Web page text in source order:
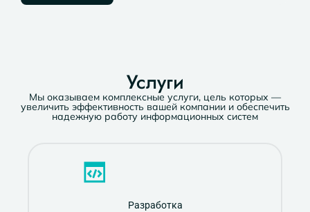
Услуги
Мы оказываем комплексные услуги, цель которых —
увеличить эффективность вашей компании и обеспечить
надежную работу информационных систем
Разработка